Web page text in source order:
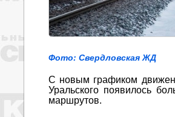
Фото: Свердловская ЖД
С новым графиком
Уральского появилось
маршрутов.